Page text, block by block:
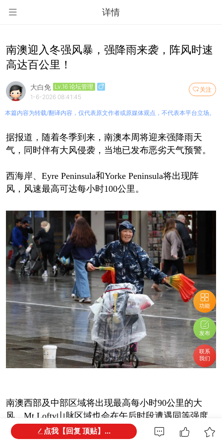
详情
功能
发布
联系
我们
南澳迎入冬强风暴，强降雨来袭，阵风时速
高达百公里！
关注
大白免 Lv.16 论坛管理
1-6-2026 08:41:45
本篇内容为转载/翻译内容，仅代表原文作者或原媒体观点，不代表本平台立场。
据报道，随着冬季到来，南澳本周将迎来强降雨天
气，同时伴有大风侵袭，当地已发布恶劣天气预警。
西海岸、Eyre Peninsula和Yorke Peninsula将出现阵
风，风速最高可达每小时100公里。
南澳西部及中部区域将出现最高每小时90公里的大
风，Mt Lofty山脉区域也会在午后时段遭遇同等强度
大风。
点我【回复 顶贴】...